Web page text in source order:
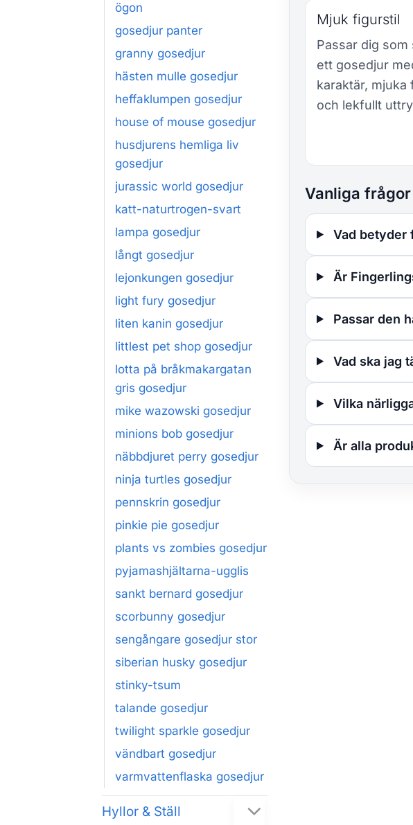
ögon
gosedjur panter
granny gosedjur
hästen mulle gosedjur
heffaklumpen gosedjur
house of mouse gosedjur
husdjurens hemliga liv
gosedjur
jurassic world gosedjur
katt-naturtrogen-svart
lampa gosedjur
långt gosedjur
lejonkungen gosedjur
light fury gosedjur
liten kanin gosedjur
littlest pet shop gosedjur
lotta på bråkmakargatan
gris gosedjur
mike wazowski gosedjur
minions bob gosedjur
näbbdjuret perry gosedjur
ninja turtles gosedjur
pennskrin gosedjur
pinkie pie gosedjur
plants vs zombies gosedjur
pyjamashjältarna-ugglis
sankt bernard gosedjur
scorbunny gosedjur
sengångare gosedjur stor
siberian husky gosedjur
stinky-tsum
talande gosedjur
twilight sparkle gosedjur
vändbart gosedjur
varmvattenflaska gosedjur
Hyllor & Ställ
Mjuk figurstil
Passar dig som
ett gosedjur
karaktär, mjuka
och lekfullt
Vanliga
Vad betyder
Är
Passar den
Vad ska jag
Vilka
Är alla